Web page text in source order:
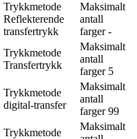
Trykkmetode
Reflekterende
transfertrykk
Maksimalt
antall
farger -
Trykkmetode
Transfertrykk
Maksimalt
antall
farger 5
Trykkmetode
digital-transfer
Maksimalt
antall
farger 99
Trykkmetode
Maksimalt